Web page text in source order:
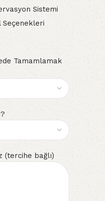
Sistemi
Seçenekleri
Tamamlamak
(tercihe bağlı)